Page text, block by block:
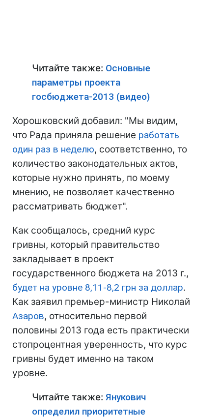
Читайте также: Основные
параметры проекта
госбюджета-2013 (видео)
Хорошковский добавил: "Мы видим,
что Рада приняла решение работать
один раз в неделю, соответственно, то
количество законодательных актов,
которые нужно принять, по моему
мнению, не позволяет качественно
рассматривать бюджет".
Как сообщалось, средний курс
гривны, который правительство
закладывает в проект
государственного бюджета на 2013 г.,
будет на уровне 8,11-8,2 грн за доллар.
Как заявил премьер-министр Николай
Азаров, относительно первой
половины 2013 года есть практически
стопроцентная уверенность, что курс
гривны будет именно на таком
уровне.
Читайте также: Янукович
определил приоритетные